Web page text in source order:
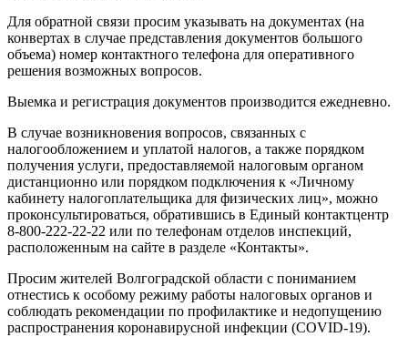
Для обратной связи просим указывать на документах (на
конвертах в случае представления документов большого
объема) номер контактного телефона для оперативного
решения возможных вопросов.
Выемка и регистрация документов производится ежедневно.
В случае возникновения вопросов, связанных с
налогообложением и уплатой налогов, а также порядком
получения услуги, предоставляемой налоговым органом
дистанционно или порядком подключения к «Личному
кабинету налогоплательщика для физических лиц», можно
проконсультироваться, обратившись в Единый контактцентр
8-800-222-22-22 или по телефонам отделов инспекций,
расположенным на сайте в разделе «Контакты».
Просим жителей Волгоградской области с пониманием
отнестись к особому режиму работы налоговых органов и
соблюдать рекомендации по профилактике и недопущению
распространения коронавирусной инфекции (COVID-19).